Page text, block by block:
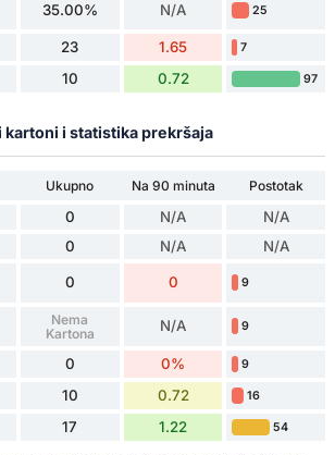
35.00% N/A 25
23 1.65 7
10 0.72 97
i statistika prekršaja
Ukupno Na 90 minuta
Postotak
0 N/A N/A
0 N/A N/A
0 0 9
Nema
Kartona
N/A 9
0 0% 9
10 0.72 16
17 1.22 54